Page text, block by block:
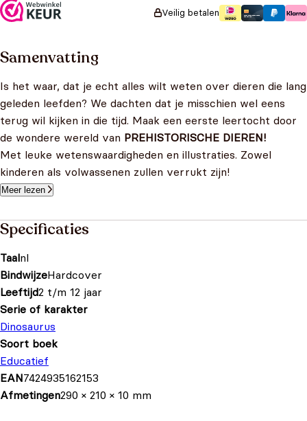
Veilig betalen
Samenvatting
Is het waar, dat je echt alles wilt weten over dieren die lang
geleden leefden? We dachten dat je misschien wel eens
terug wil kijken in die tijd. Maak een eerste leertocht door
de wondere wereld van PREHISTORISCHE DIEREN!
Met leuke wetenswaardigheden en illustraties. Zowel
kinderen als volwassenen zullen verrukt zijn!
Meer lezen
Specificaties
Taalnl
BindwijzeHardcover
Leeftijd2 t/m 12 jaar
Serie of karakter
Dinosaurus
Soort boek
Educatief
EAN7424935162153
Afmetingen290 × 210 × 10 mm